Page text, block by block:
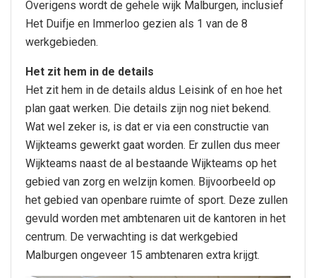
Overigens wordt de gehele wijk Malburgen, inclusief
Het Duifje en Immerloo gezien als 1 van de 8
werkgebieden.
Het zit hem in de details
Het zit hem in de details aldus Leisink of en hoe het
plan gaat werken. Die details zijn nog niet bekend.
Wat wel zeker is, is dat er via een constructie van
Wijkteams gewerkt gaat worden. Er zullen dus meer
Wijkteams naast de al bestaande Wijkteams op het
gebied van zorg en welzijn komen. Bijvoorbeeld op
het gebied van openbare ruimte of sport. Deze zullen
gevuld worden met ambtenaren uit de kantoren in het
centrum. De verwachting is dat werkgebied
Malburgen ongeveer 15 ambtenaren extra krijgt.